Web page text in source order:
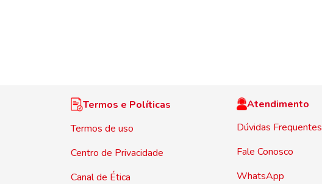
Termos e Políticas
Termos de uso
Centro de Privacidade
Canal de Ética
Atendimento
Dúvidas Frequentes
Fale Conosco
WhatsApp